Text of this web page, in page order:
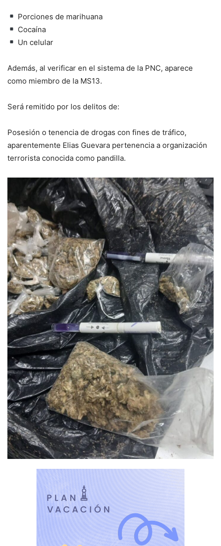
Porciones de marihuana
Cocaína
Un celular
Además, al verificar en el sistema de la PNC, aparece
como miembro de la MS13.
Será remitido por los delitos de:
Posesión o tenencia de drogas con fines de tráfico,
aparentemente Elias Guevara pertenencia a organización
terrorista conocida como pandilla.